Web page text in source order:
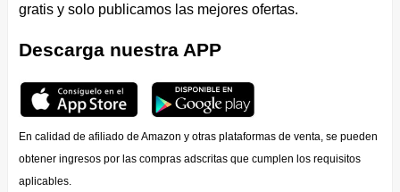
gratis y solo publicamos las mejores ofertas.
Descarga nuestra APP
En calidad de afiliado de Amazon y otras plataformas de venta, se pueden
obtener ingresos por las compras adscritas que cumplen los requisitos
aplicables.